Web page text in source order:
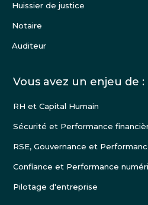
Huissier de justice
Notaire
Auditeur
Vous avez un enjeu de :
RH et Capital Humain
Sécurité et Performance
RSE, Gouvernance et
Confiance et Performance
Pilotage d'entreprise